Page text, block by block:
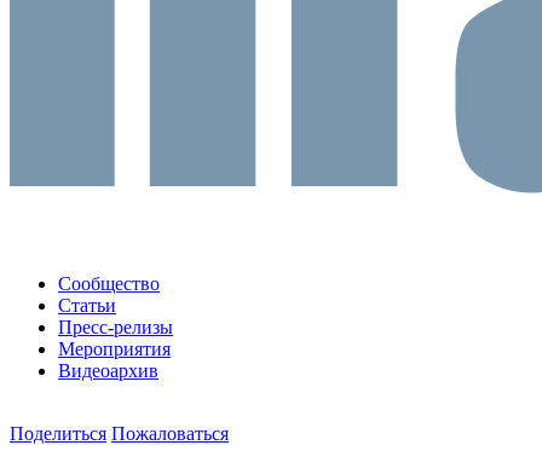
Сообщество
Статьи
Пресс-релизы
Мероприятия
Видеоархив
Поделиться Пожаловаться